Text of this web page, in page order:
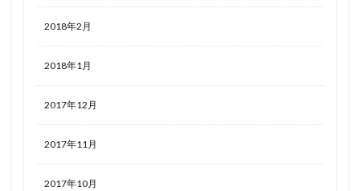
2018年2月
2018年1月
2017年12月
2017年11月
2017年10月